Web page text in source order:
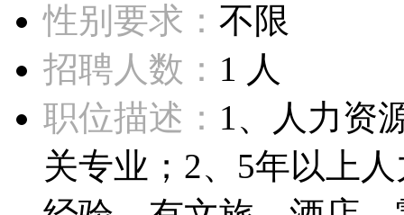
性别要求： 不限
招聘人数： 1 人
职位描述： 1、人力资
关专业；2、5年以上